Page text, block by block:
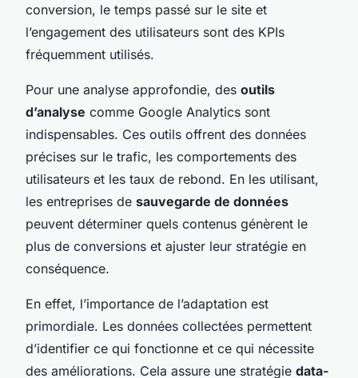
conversion, le temps passé sur le site et
l’engagement des utilisateurs sont des KPIs
fréquemment utilisés.
Pour une analyse approfondie, des outils
d’analyse comme Google Analytics sont
indispensables. Ces outils offrent des données
précises sur le trafic, les comportements des
utilisateurs et les taux de rebond. En les utilisant,
les entreprises de sauvegarde de données
peuvent déterminer quels contenus génèrent le
plus de conversions et ajuster leur stratégie en
conséquence.
En effet, l’importance de l’adaptation est
primordiale. Les données collectées permettent
d’identifier ce qui fonctionne et ce qui nécessite
des améliorations. Cela assure une stratégie data-